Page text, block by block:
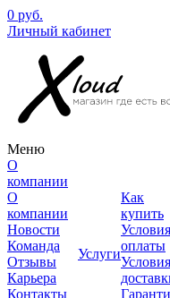
0 руб.
Личный кабинет
Меню
О
компании
О
компании
Новости
Команда
Отзывы
Карьера
Контакты
Услуги
Как
купить
Условия
оплаты
Условия